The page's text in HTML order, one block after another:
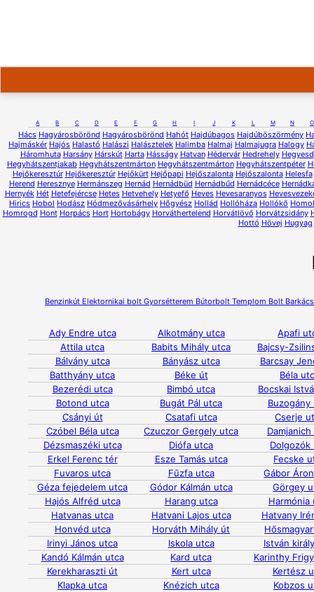
A B C D E F G H I J K L M N O
Hács Hagyárosbörönd Hagyárosbörönd Hahót Hajdúbagos Hajdúböszörmény
Hajmáskér Hajós Halastó Halászi Halásztelek Halimba Halmaj Halmajugra Halogy
Háromhuta Harsány Hárskút Harta Hásságy Hatvan Hédervár Hedrehely Hegyesd
Hegyhátszentjakab Hegyhátszentmárton Hegyhátszentmárton Hegyhátszentpéter
Hejőkeresztúr Hejőkeresztúr Hejőkürt Hejőpapi Hejőszalonta Hejőszalonta Helesfa
Herend Heresznye Hermánszeg Hernád Hernádbüd Hernádbűd Hernádcéce
Hernyék Hét Hetefejércse Hetes Hetvehely Hetyefő Heves Hevesaranyos
Hirics Hobol Hodász Hódmezővásárhely Hőgyész Hollád Hollóháza Hollókő
Homrogd Hont Horpács Hort Hortobágy Horváthertelend Horvátlövő Horvátzsidány
Hottó Hövej Hugyag
Benzinkút Elektornikai bolt Gyorsétterem Bútorbolt Templom Bolt
Ady Endre utca Alkotmány utca
Apafi
Attila utca
Babits Mihály utca
Bajcsy-
Bálvány utca
Bányász utca
Barcsay
Batthyány utca
Béke út
Béla
Bezerédi utca
Bimbó utca
Bocskai
Botond utca
Bugát Pál utca
Buzogány
Csányi út
Csatafi utca
Cserje
Czóbel Béla utca
Czuczor Gergely utca
Dézsmaszéki utca
Diófa utca
Dolgozók
Erkel Ferenc tér
Esze Tamás utca
Fecske
Fuvaros utca
Fűzfa utca
Gábor
Géza fejedelem utca
Gódor Kálmán utca
Görgey
Hajós Alfréd utca
Harang utca
Harmónia
Hatvanas utca
Hatvani Lajos utca
Hatvany
Honvéd utca
Horváth Mihály út
Irinyi János utca
Iskola utca
István
Kandó Kálmán utca
Kard utca
Karinthy
Kerekharaszti út
Kert utca
Kertész
Klapka utca
Knézich utca
Kobzos